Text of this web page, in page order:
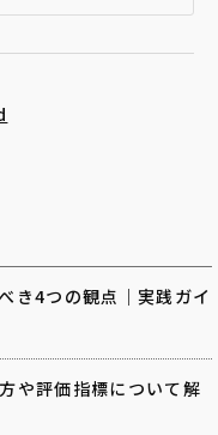
き4つの観点｜実践ガイ
や評価指標について解